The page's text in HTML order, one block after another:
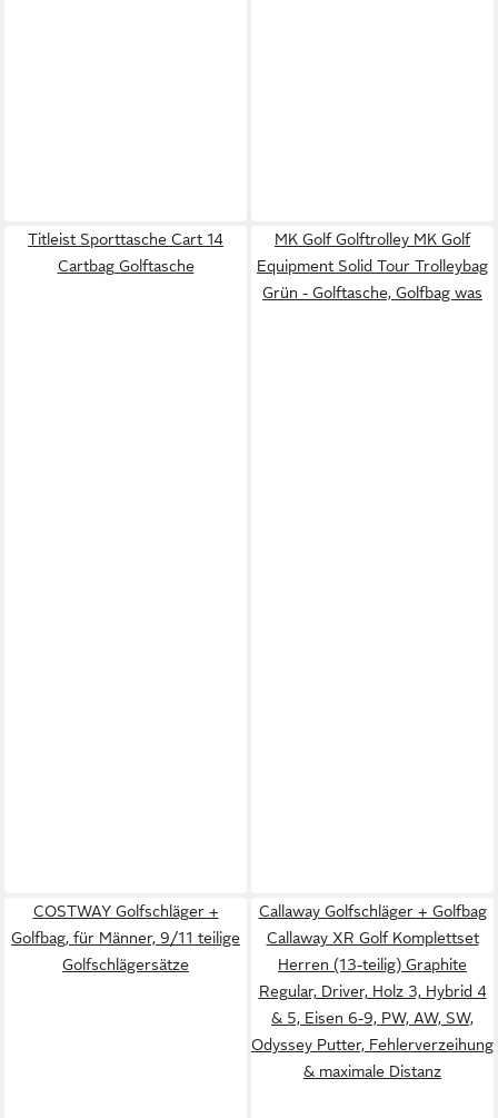
Titleist Sporttasche Cart 14
Cartbag Golftasche
MK Golf Golftrolley MK Golf
Equipment Solid Tour Trolleybag
Grün - Golftasche, Golfbag was
COSTWAY Golfschläger +
Golfbag, für Männer, 9/11 teilige
Golfschlägersätze
Callaway Golfschläger + Golfbag
Callaway XR Golf Komplettset
Herren (13-teilig) Graphite
Regular, Driver, Holz 3, Hybrid 4
& 5, Eisen 6-9, PW, AW, SW,
Odyssey Putter, Fehlerverzeihung
& maximale Distanz